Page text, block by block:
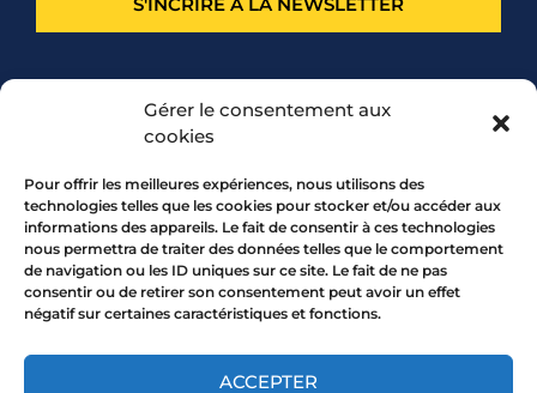
Gérer le consentement aux
cookies
Pour offrir les meilleures expériences, nous utilisons des
technologies telles que les cookies pour stocker et/ou accéder aux
informations des appareils. Le fait de consentir à ces technologies
nous permettra de traiter des données telles que le comportement
de navigation ou les ID uniques sur ce site. Le fait de ne pas
consentir ou de retirer son consentement peut avoir un effet
négatif sur certaines caractéristiques et fonctions.
ACCEPTER